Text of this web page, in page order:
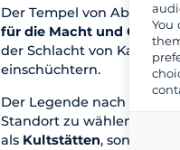
Der Tempel von Abu
für die Macht und Größe
der Schlacht von
einschüchtern.
Der Legende nach wurde
Standort zu wählen. Die
als Kultstätten, sondern
You